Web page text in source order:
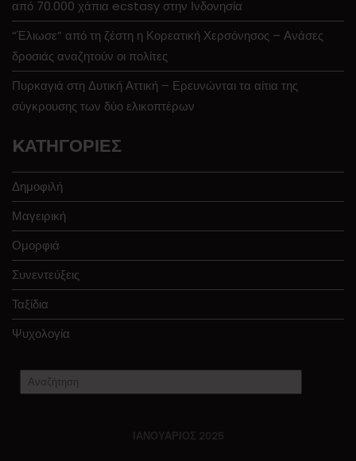
από 70.000 χάπια ecstasy στην Ινδονησία
“Έλιωσε” από τη ζέστη η Κορεατική Χερσόνησος – Ανάσες
δροσιάς αναζητούν οι πολίτες
Πυρκαγιά στη Δυτική Αττική – Ερευνώνται τα αίτια της
σύγκρουσης των δύο ελικοπτέρων
KΑΤΗΓΟΡΊΕΣ
Δημοφιλή
Μαγειρική
Ομορφιά
Συνεντεύξεις
Ταξίδια
Ψυχολογία
ΙΑΝΟΥΆΡΙΟΣ 2025